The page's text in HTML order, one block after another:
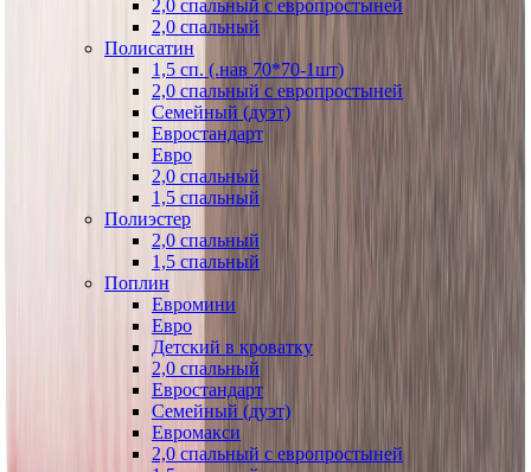
2,0 спальный с европростыней
2,0 спальный
Полисатин
1,5 сп. (.нав 70*70-1шт)
2,0 спальный с европростыней
Семейный (дуэт)
Евростандарт
Евро
2,0 спальный
1,5 спальный
Полиэстер
2,0 спальный
1,5 спальный
Поплин
Евромини
Евро
Детский в кроватку
2,0 спальный
Евростандарт
Семейный (дуэт)
Евромакси
2,0 спальный с европростыней